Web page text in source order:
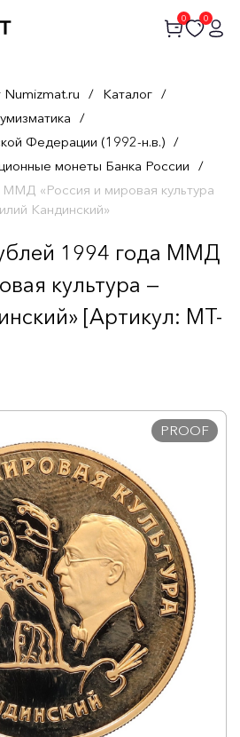
0 0
/ Каталог /
/
Федерации (1992-н.в.) /
монеты Банка России /
«Россия и мировая культура
Кандинский»
1994 года ММД
культура —
[Артикул: MT-
PROOF